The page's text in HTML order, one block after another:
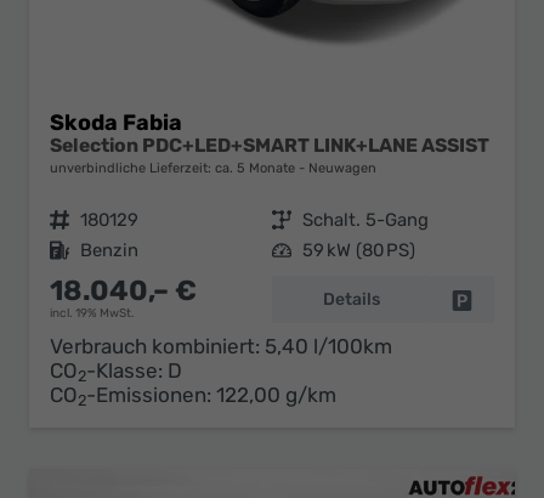
Skoda Fabia
Selection PDC+LED+SMART LINK+LANE ASSIST
unverbindliche Lieferzeit: ca. 5 Monate Neuwagen
Fahrzeugnr. 180129 Getriebe Schalt. 5-Gang
Kraftstoff Benzin Leistung 59 kW (80 PS)
18.040,– €
incl. 19% MwSt.
Details
Verbrauch kombiniert: 5,40 l/100km
CO2-Klasse: D
CO2-Emissionen: 122,00 g/km